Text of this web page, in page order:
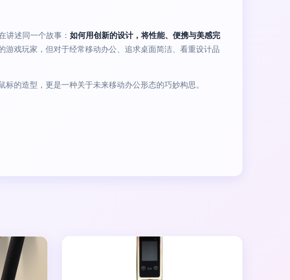
讲述同一个故事： 如何用创新的设计，将性能、便携与美感完
游戏玩家，但对于经常移动办公、追求桌面简洁、看重设计品
的造型，更是一种关于未来移动办公形态的巧妙构思。